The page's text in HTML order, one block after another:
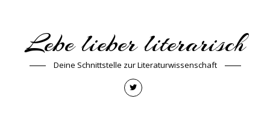
Lebe lieber literarisch
Deine Schnittstelle zur Literaturwissenschaft